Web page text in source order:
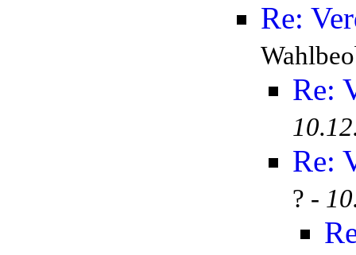
Re:
Re:
Re:
? -